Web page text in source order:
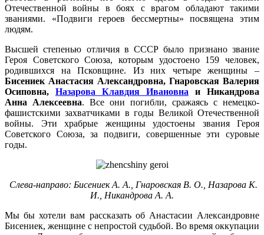
Отечественной войны в боях с врагом обладают такими
званиями. «Подвиги героев бессмертны» посвящена этим
людям.
Высшей степенью отличия в СССР было признано звание
Героя Советского Союза, которым удостоено 159 человек,
родившихся на Псковщине. Из них четыре женщины –
Бисениек Анастасия Александровна, Гнаровская Валерия
Осиповна, Назарова Клавдия Ивановна и Никандрова
Анна Алексеевна. Все они погибли, сражаясь с немецко-
фашистскими захватчиками в годы Великой Отечественной
войны. Эти храбрые женщины удостоены звания Героя
Советского Союза, за подвиги, совершенные эти суровые
годы.
Слева-направо: Бисениек А. А., Гнаровская В. О., Назарова К.
И., Никандрова А. А.
Мы бы хотели вам рассказать об Анастасии Александровне
Бисениек, женщине с непростой судьбой. Во время оккупации